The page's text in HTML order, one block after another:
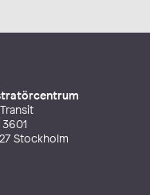
Stockholm